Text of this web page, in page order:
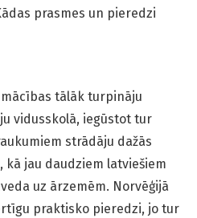
prasmes un pieredzi
mācības tālāk turpināju
vidusskolā, iegūstot tur
strādāju dažās
kā jau daudziem latviešiem
uz ārzemēm. Norvēģijā
praktisko pieredzi, jo tur